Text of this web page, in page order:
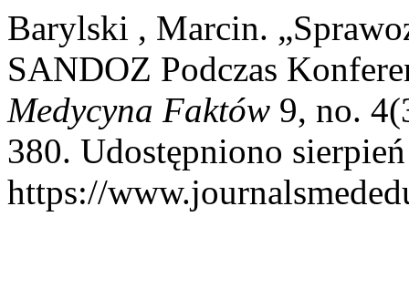
Barylski , Marcin.
SANDOZ Podczas
Medycyna Faktów 9, no.
380. Udostępniono
https://